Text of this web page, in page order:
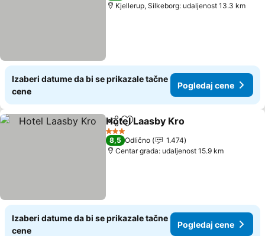
Kjellerup, Silkeborg: udaljenost 13.3 km
Izaberi datume da bi se prikazale tačne
cene
Pogledaj cene
Deli Dodati u favorite
Hotel Laasby Kro
3 Zvezdice
8,5 Odlično
1.474
Centar grada: udaljenost 15.9 km
Izaberi datume da bi se prikazale tačne
cene
Pogledaj cene